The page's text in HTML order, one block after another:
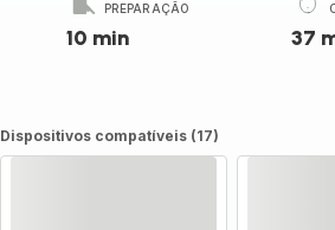
PREPARAÇÃO
10 min 37
Dispositivos compatíveis (17)